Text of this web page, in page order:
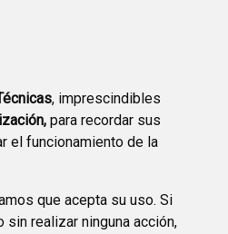
, imprescindibles
para recordar sus
el funcionamiento de la
que acepta su uso. Si
sin realizar ninguna acción,
DE ACCIÓN LOCAL
2030